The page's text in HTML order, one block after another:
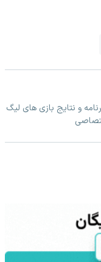
و نتایج بازی های لیگ